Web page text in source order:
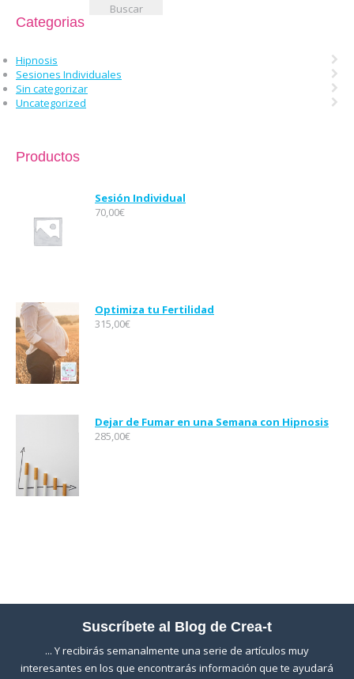
Categorias
Hipnosis
Sesiones Individuales
Sin categorizar
Uncategorized
Productos
Sesión Individual
70,00€
Optimiza tu Fertilidad
315,00€
Dejar de Fumar en una Semana con Hipnosis
285,00€
Suscríbete al Blog de Crea-t
... Y recibirás semanalmente una serie de artículos muy
interesantes en los que encontrarás información que te ayudará